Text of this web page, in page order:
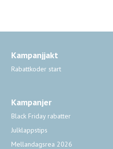
Kampanjjakt
Rabattkoder start
Kampanjer
Black Friday rabatter
Julklappstips
Mellandagsrea 2026